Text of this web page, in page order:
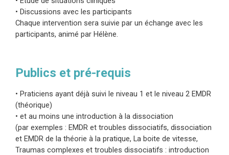
• Discussions avec les participants
Chaque intervention sera suivie par un échange avec les
participants, animé par Hélène.
Publics et pré-requis
• Praticiens ayant déjà suivi le niveau 1 et le niveau 2 EMDR
(théorique)
• et au moins une introduction à la dissociation
(par exemples : EMDR et troubles dissociatifs, dissociation
et EMDR de la théorie à la pratique, La boite de vitesse,
Traumas complexes et troubles dissociatifs : introduction